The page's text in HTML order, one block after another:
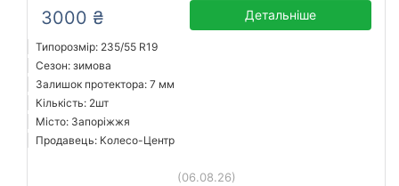
3000 ₴ Детальніше
Типорозмір: 235/55 R19
Сезон: зимова
Залишок протектора: 7 мм
Кількість: 2шт
Місто: Запоріжжя
Продавець: Колесо-Центр
(06.08.26)